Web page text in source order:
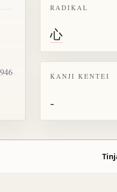
RADIKAL
心
KANJI KENTEI
-